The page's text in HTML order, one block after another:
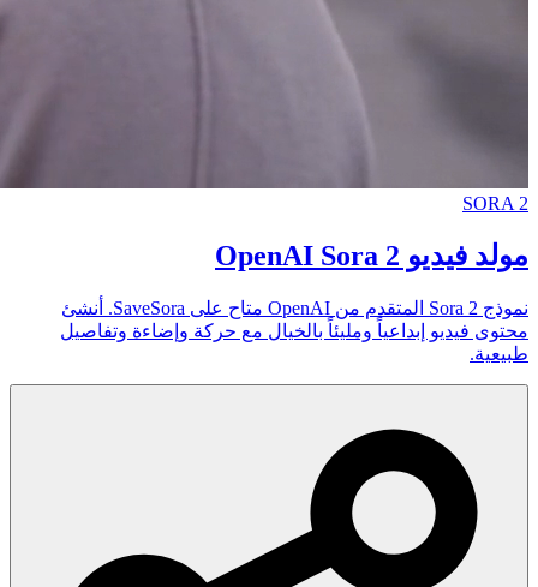
SORA 2
مولد فيديو OpenAI Sora 2
نموذج Sora 2 المتقدم من OpenAI متاح على SaveSora. أنشئ
محتوى فيديو إبداعياً ومليئاً بالخيال مع حركة وإضاءة وتفاصيل
طبيعية.